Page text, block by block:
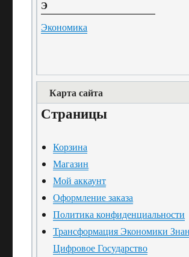
Э
Экономика
Карта сайта
Страницы
Корзина
Магазин
Мой аккаунт
Оформление заказа
Политика конфиденциальности
Трансформация Экономики
Цифровое Государство